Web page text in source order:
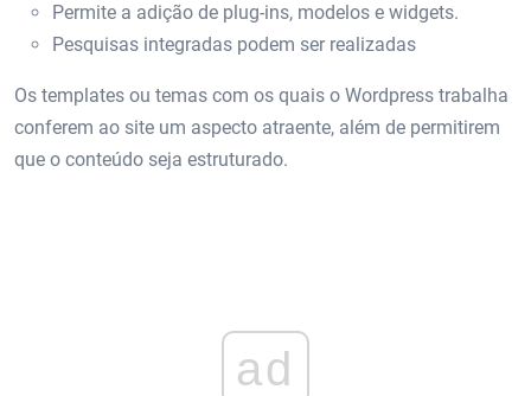
Permite a adição de plug-ins, modelos e widgets.
Pesquisas integradas podem ser realizadas
Os templates ou temas com os quais o Wordpress trabalha
conferem ao site um aspecto atraente, além de permitirem
que o conteúdo seja estruturado.
ad